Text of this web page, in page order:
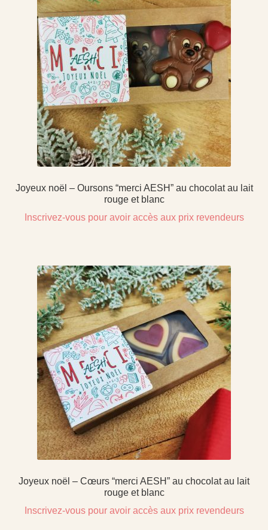
Joyeux noël – Oursons “merci AESH” au chocolat au lait
rouge et blanc
Inscrivez-vous pour avoir accès aux prix revendeurs
Joyeux noël – Cœurs “merci AESH” au chocolat au lait
rouge et blanc
Inscrivez-vous pour avoir accès aux prix revendeurs